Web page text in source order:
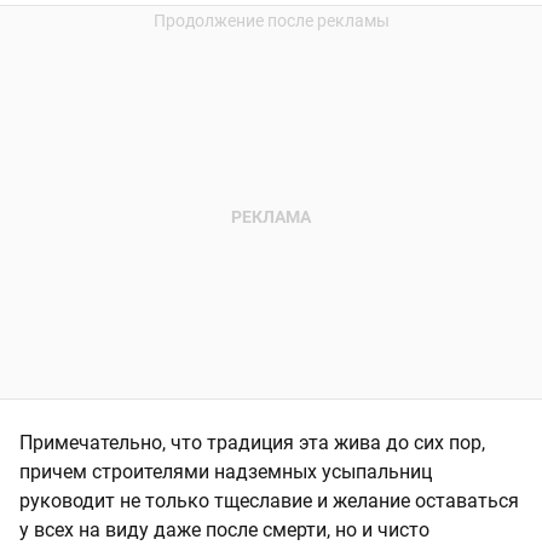
Примечательно, что традиция эта жива до сих пор,
причем строителями надземных усыпальниц
руководит не только тщеславие и желание оставаться
у всех на виду даже после смерти, но и чисто